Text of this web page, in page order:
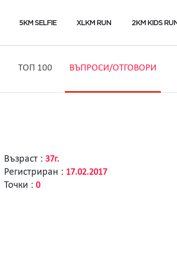
5KM SELFIE XLKM RUN 2KM KIDS
ТОП 100 ВЪПРОСИ/ОТГОВОРИ
Възраст : 37г.
Регистриран : 17.02.2017
Точки : 0